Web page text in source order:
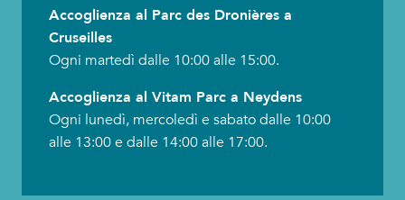
Accoglienza al Parc des Dronières a
Cruseilles
Ogni martedì dalle 10:00 alle 15:00.
Accoglienza al Vitam Parc a Neydens
Ogni lunedì, mercoledì e sabato dalle 10:00
alle 13:00 e dalle 14:00 alle 17:00.